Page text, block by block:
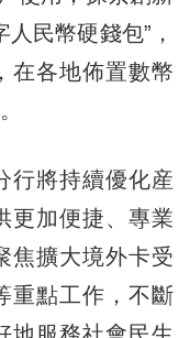
民幣硬錢包”，
在各地佈置數幣
將持續優化産
更加便捷、專業
焦擴大境外卡受
重點工作，不斷